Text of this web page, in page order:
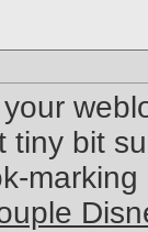
tiny bit